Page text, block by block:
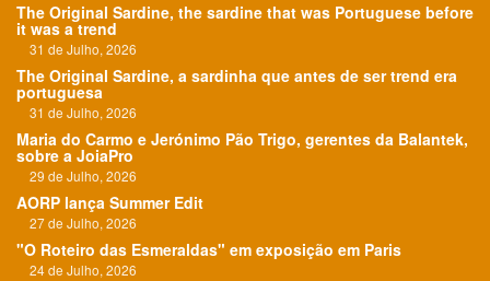
The Original Sardine, the sardine that was Portuguese before
it was a trend
31 de Julho, 2026
The Original Sardine, a sardinha que antes de ser trend era
portuguesa
31 de Julho, 2026
Maria do Carmo e Jerónimo Pão Trigo, gerentes da Balantek,
sobre a JoiaPro
29 de Julho, 2026
AORP lança Summer Edit
27 de Julho, 2026
"O Roteiro das Esmeraldas" em exposição em Paris
24 de Julho, 2026